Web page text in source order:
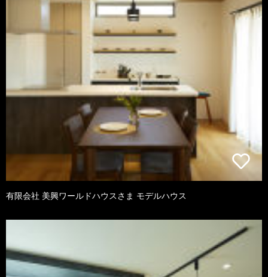
有限会社 美興ワールドハウスさま モデルハウス